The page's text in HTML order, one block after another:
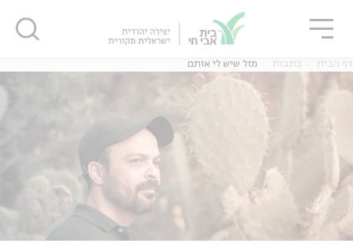
דף הבית כתבות מזל שיש לי אותם
סגור